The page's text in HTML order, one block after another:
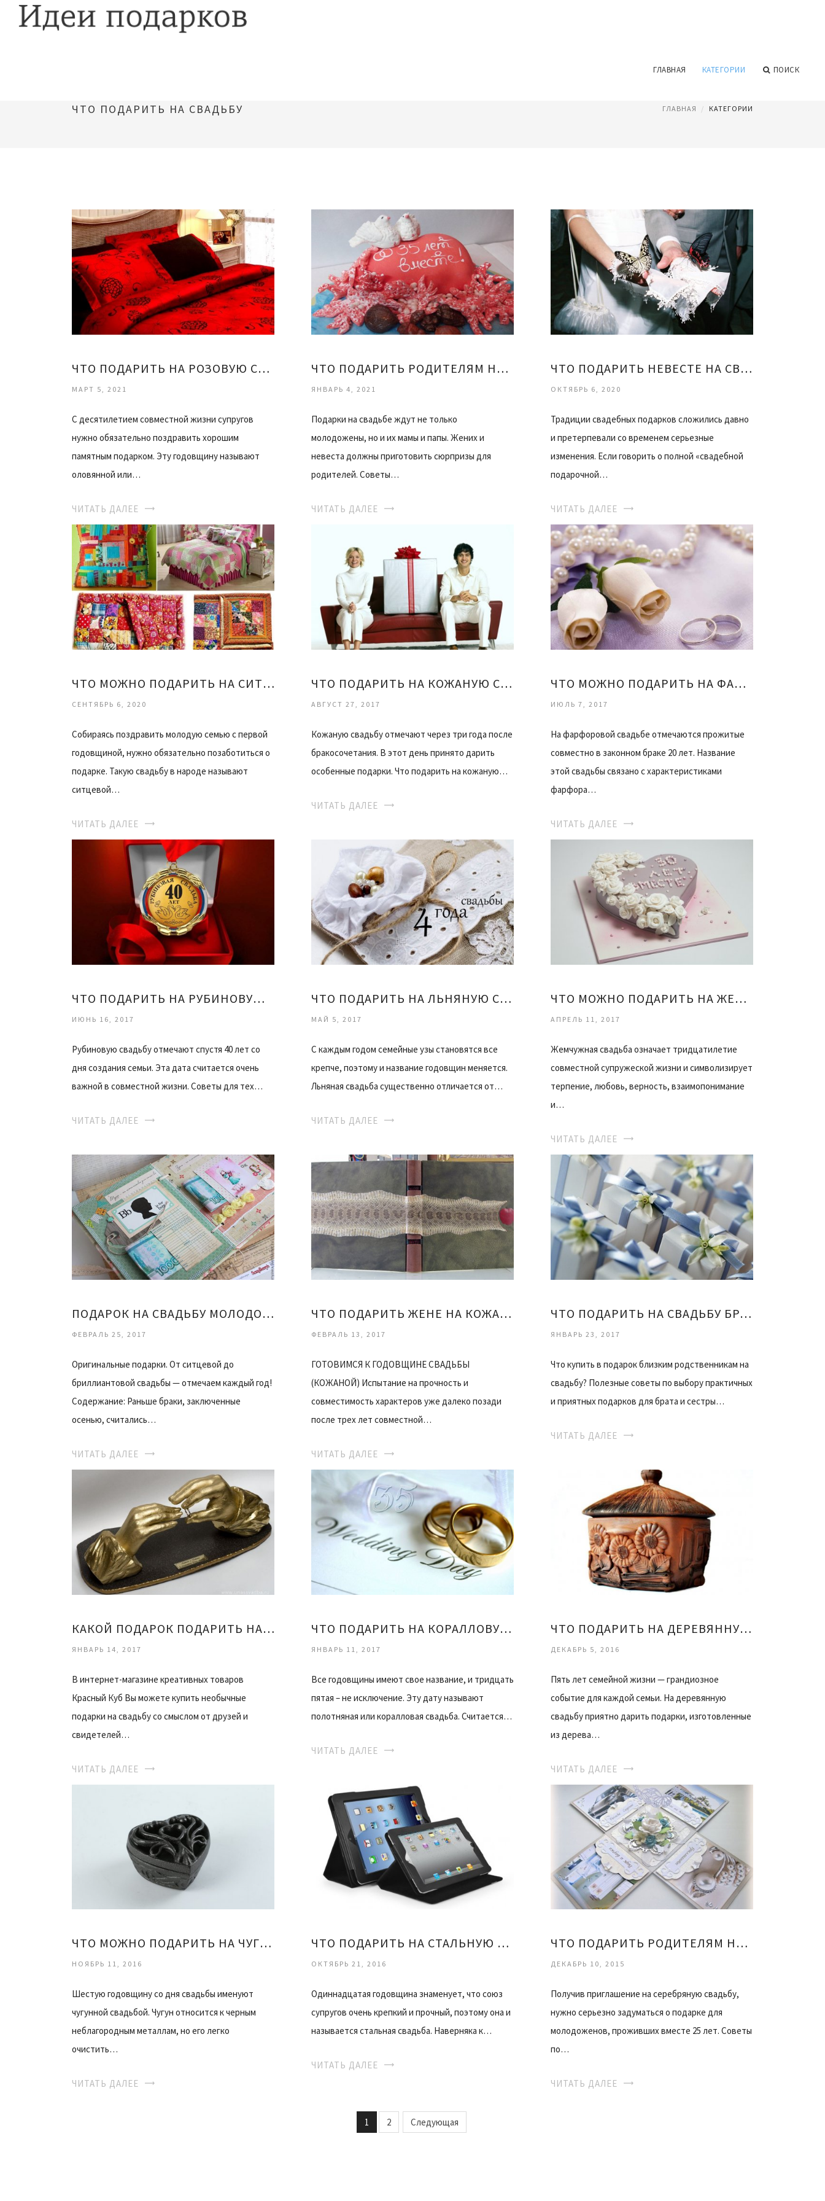
ГЛАВНАЯ КАТЕГОРИИ ПОИСК
ЧТО ПОДАРИТЬ НА СВАДЬБУ ГЛАВНАЯ КАТЕГОРИИ
ЧТО ПОДАРИТЬ НА РОЗОВУЮ СВАДЬБУ ДРУЗЬЯМ
МАРТ 5, 2021
С десятилетием совместной жизни супругов
нужно обязательно поздравить хорошим
памятным подарком. Эту годовщину называют
оловянной или…
ЧИТАТЬ ДАЛЕЕ
ЧТО ПОДАРИТЬ РОДИТЕЛЯМ НА СВАДЬБУ
ЯНВАРЬ 4, 2021
Подарки на свадьбе ждут не только
молодожены, но и их мамы и папы. Жених и
невеста должны приготовить сюрпризы для
родителей. Советы…
ЧИТАТЬ ДАЛЕЕ
ЧТО ПОДАРИТЬ НЕВЕСТЕ НА СВАДЬБУ
ОКТЯБРЬ 6, 2020
Традиции свадебных подарков сложились давно
и претерпевали со временем серьезные
изменения. Если говорить о полной «свадебной
подарочной…
ЧИТАТЬ ДАЛЕЕ
ЧТО МОЖНО ПОДАРИТЬ НА СИТЦЕВУЮ СВАДЬБУ
СЕНТЯБРЬ 6, 2020
Собираясь поздравить молодую семью с первой
годовщиной, нужно обязательно позаботиться о
подарке. Такую свадьбу в народе называют
ситцевой…
ЧИТАТЬ ДАЛЕЕ
ЧТО ПОДАРИТЬ НА КОЖАНУЮ СВАДЬБУ
АВГУСТ 27, 2017
Кожаную свадьбу отмечают через три года после
бракосочетания. В этот день принято дарить
особенные подарки. Что подарить на кожаную…
ЧИТАТЬ ДАЛЕЕ
ЧТО МОЖНО ПОДАРИТЬ НА ФАРФОРОВУЮ СВАДЬБУ
ИЮЛЬ 7, 2017
На фарфоровой свадьбе отмечаются прожитые
совместно в законном браке 20 лет. Название
этой свадьбы связано с характеристиками
фарфора…
ЧИТАТЬ ДАЛЕЕ
ЧТО ПОДАРИТЬ НА РУБИНОВУЮ СВАДЬБУ
ИЮНЬ 16, 2017
Рубиновую свадьбу отмечают спустя 40 лет со
дня создания семьи. Эта дата считается очень
важной в совместной жизни. Советы для тех…
ЧИТАТЬ ДАЛЕЕ
ЧТО ПОДАРИТЬ НА ЛЬНЯНУЮ СВАДЬБУ
МАЙ 5, 2017
С каждым годом семейные узы становятся все
крепче, поэтому и название годовщин меняется.
Льняная свадьба существенно отличается от…
ЧИТАТЬ ДАЛЕЕ
ЧТО МОЖНО ПОДАРИТЬ НА ЖЕМЧУЖНУЮ СВАДЬБУ
АПРЕЛЬ 11, 2017
Жемчужная свадьба означает тридцатилетие
совместной супружеской жизни и символизирует
терпение, любовь, верность, взаимопонимание
и…
ЧИТАТЬ ДАЛЕЕ
ПОДАРОК НА СВАДЬБУ МОЛОДОЖЕНАМ
ФЕВРАЛЬ 25, 2017
Оригинальные подарки. От ситцевой до
бриллиантовой свадьбы — отмечаем каждый год!
Содержание: Раньше браки, заключенные
осенью, считались…
ЧИТАТЬ ДАЛЕЕ
ЧТО ПОДАРИТЬ ЖЕНЕ НА КОЖАНУЮ СВАДЬБУ
ФЕВРАЛЬ 13, 2017
ГОТОВИМСЯ К ГОДОВЩИНЕ СВАДЬБЫ
(КОЖАНОЙ) Испытание на прочность и
совместимость характеров уже далеко позади
после трех лет совместной…
ЧИТАТЬ ДАЛЕЕ
ЧТО ПОДАРИТЬ НА СВАДЬБУ БРАТУ
ЯНВАРЬ 23, 2017
Что купить в подарок близким родственникам на
свадьбу? Полезные советы по выбору практичных
и приятных подарков для брата и сестры…
ЧИТАТЬ ДАЛЕЕ
КАКОЙ ПОДАРОК ПОДАРИТЬ НА СВАДЬБУ
ЯНВАРЬ 14, 2017
В интернет-магазине креативных товаров
Красный Куб Вы можете купить необычные
подарки на свадьбу со смыслом от друзей и
свидетелей…
ЧИТАТЬ ДАЛЕЕ
ЧТО ПОДАРИТЬ НА КОРАЛЛОВУЮ СВАДЬБУ
ЯНВАРЬ 11, 2017
Все годовщины имеют свое название, и тридцать
пятая – не исключение. Эту дату называют
полотняная или коралловая свадьба. Считается…
ЧИТАТЬ ДАЛЕЕ
ЧТО ПОДАРИТЬ НА ДЕРЕВЯННУЮ СВАДЬБУ ПАРЕ
ДЕКАБРЬ 5, 2016
Пять лет семейной жизни — грандиозное
событие для каждой семьи. На деревянную
свадьбу приятно дарить подарки, изготовленные
из дерева…
ЧИТАТЬ ДАЛЕЕ
ЧТО МОЖНО ПОДАРИТЬ НА ЧУГУННУЮ СВАДЬБУ
НОЯБРЬ 11, 2016
Шестую годовщину со дня свадьбы именуют
чугунной свадьбой. Чугун относится к черным
неблагородным металлам, но его легко
очистить…
ЧИТАТЬ ДАЛЕЕ
ЧТО ПОДАРИТЬ НА СТАЛЬНУЮ СВАДЬБУ
ОКТЯБРЬ 21, 2016
Одиннадцатая годовщина знаменует, что союз
супругов очень крепкий и прочный, поэтому она и
называется стальная свадьба. Наверняка к…
ЧИТАТЬ ДАЛЕЕ
ЧТО ПОДАРИТЬ РОДИТЕЛЯМ НА СЕРЕБРЯНУЮ СВАДЬБУ
ДЕКАБРЬ 10, 2015
Получив приглашение на серебряную свадьбу,
нужно серьезно задуматься о подарке для
молодоженов, проживших вместе 25 лет. Советы
по…
ЧИТАТЬ ДАЛЕЕ
1 2 Следующая